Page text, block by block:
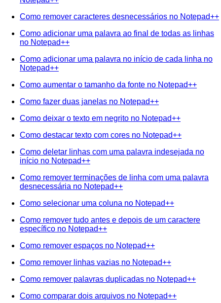
Como remover caracteres desnecessários no Notepad++
Como adicionar uma palavra ao final de todas as linhas
no Notepad++
Como adicionar uma palavra no início de cada linha no
Notepad++
Como aumentar o tamanho da fonte no Notepad++
Como fazer duas janelas no Notepad++
Como deixar o texto em negrito no Notepad++
Como destacar texto com cores no Notepad++
Como deletar linhas com uma palavra indesejada no
início no Notepad++
Como remover terminações de linha com uma palavra
desnecessária no Notepad++
Como selecionar uma coluna no Notepad++
Como remover tudo antes e depois de um caractere
específico no Notepad++
Como remover espaços no Notepad++
Como remover linhas vazias no Notepad++
Como remover palavras duplicadas no Notepad++
Como comparar dois arquivos no Notepad++